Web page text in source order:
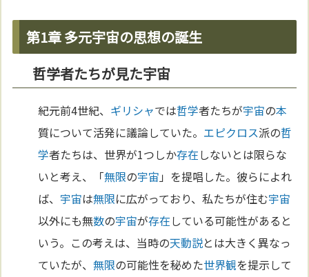
第1章 多元宇宙の思想の誕生
哲学者たちが見た宇宙
紀元前4世紀、 ギリシャでは哲学者たちが宇宙の本
質について活発に議論していた。 エピクロス派の哲
学者たちは、世界が1つしか存在しないとは限らな
いと考え、「無限の宇宙 」を提唱した。彼らによれ
ば、 宇宙は無限に広がっており、私たちが住む宇宙
以外にも無数の宇宙が存在している可能性があると
いう。この考えは、当時の天動説とは大きく異なっ
ていたが、無限の可能性を秘めた世界観を提示して